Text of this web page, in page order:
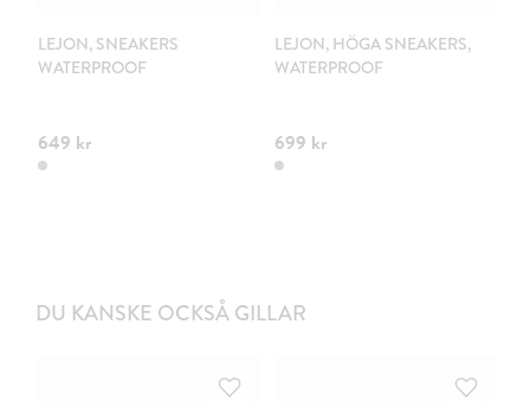
LEJON, SNEAKERS
WATERPROOF
649 kr
LEJON, HÖGA SNEAKERS,
WATERPROOF
699 kr
DU KANSKE OCKSÅ GILLAR